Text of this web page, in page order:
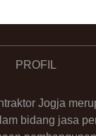
PROFIL
Jogja
bidang jasa